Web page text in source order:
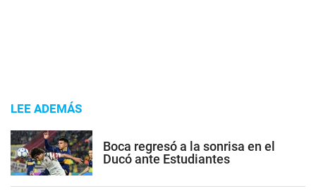
LEE ADEMÁS
Boca regresó a la sonrisa en el
Ducó ante Estudiantes